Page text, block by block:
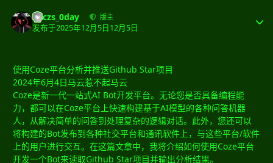
Reczs_0day 版主
发布于2025年12月5日12月5日
使用Coze平台分析并推送Github Star项目
2024年6月4日马云惹不起马云
Coze是新一代一站式AI Bot开发平台。无论您是否具备编程能
力，都可以在Coze平台上快速构建基于AI模型的各种问答机器
人，从解决简单的问答到处理复杂的逻辑对话。此外，您还可以
将构建的Bot发布到各种社交平台和通讯软件上，与这些平台/软件
上的用户进行交互。在这篇文章中，我将介绍如何使用Coze平台
开发一个Bot来读取Github Star项目并输出分析结果。